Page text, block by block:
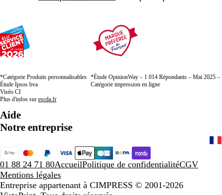
*Catégorie Produits personnalisables
Étude Ipsos bva
Viséo CI
Plus d'infos sur escda.fr
*Étude OpinionWay – 1 014 Répondants – Mai 2025 –
Catégorie impression en ligne
Aide
Notre entreprise
01 88 24 71 80AccueilPolitique de confidentialitéCGV
Mentions légales
Entreprise appartenant à CIMPRESS © 2001-2026